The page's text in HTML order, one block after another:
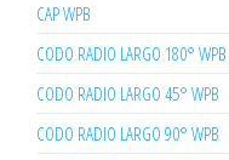
CAP WPB
CODO RADIO LARGO 180° WPB
CODO RADIO LARGO 45° WPB
CODO RADIO LARGO 90° WPB